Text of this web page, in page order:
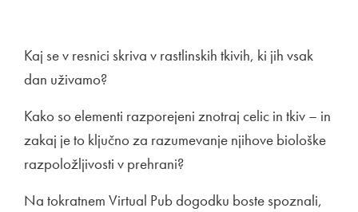
Kaj se v resnici skriva v rastlinskih tkivih, ki jih vsak
dan uživamo?
Kako so elementi razporejeni znotraj celic in tkiv – in
zakaj je to ključno za razumevanje njihove biološke
razpoložljivosti v prehrani?
Na tokratnem Virtual Pub dogodku boste spoznali,